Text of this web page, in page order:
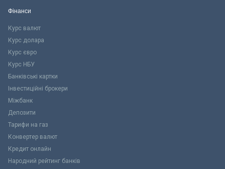
Фінанси
Курс валют
Курс долара
Курс євро
Курс НБУ
Банківські картки
Інвестиційні брокери
Міжбанк
Депозити
Тарифи на газ
Конвертер валют
Кредит онлайн
Народний рейтинг банків